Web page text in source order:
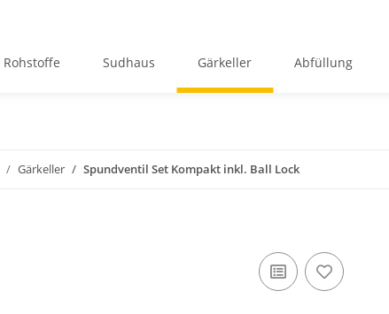
Rohstoffe Sudhaus Gärkeller Abfüllung
Gärkeller Spundventil Set Kompakt inkl. Ball Lock